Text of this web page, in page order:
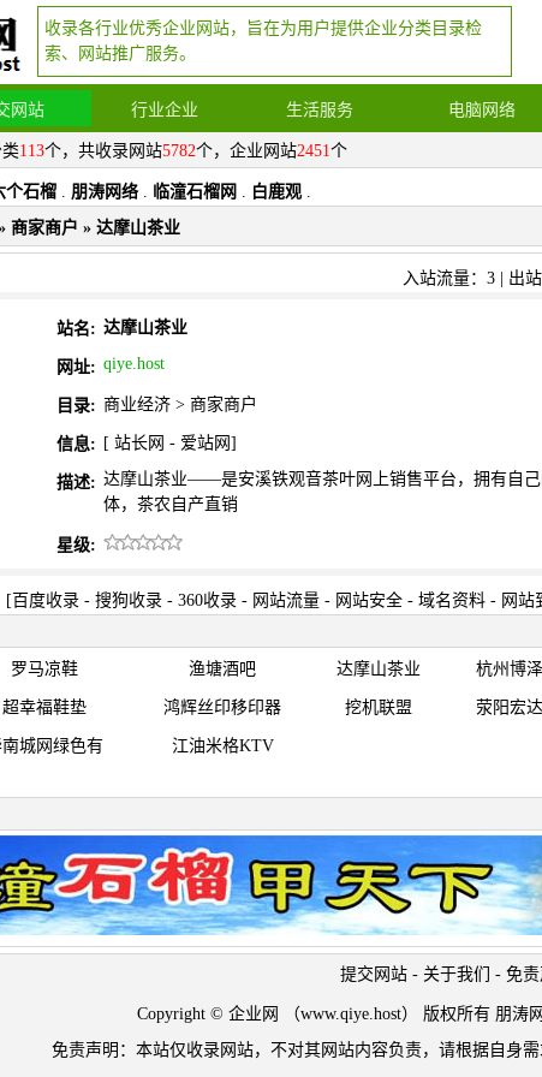
收录各行业优秀企业网站，旨在为用户提供企业分类目录检
索、网站推广服务。
网站 行业企业 生活服务 电脑网络
类113个，共收录网站5782个，企业网站2451个
个石榴 . 朋涛网络 . 临潼石榴网 . 白鹿观 .
商家商户 » 达摩山茶业
入站流量：3 | 出
站名: 达摩山茶业
网址: qiye.host
目录: 商业经济 > 商家商户
信息: [ 站长网 - 爱站网 ]
描述: 达摩山茶业——是安溪铁观音茶叶网上销售平台，拥有自
体，茶农自产直销
星级:
[ 百度收录 - 搜狗收录 - 360收录 - 网站流量 - 网站安全 - 域名资料 - 网站
罗马凉鞋 渔塘酒吧 达摩山茶业 杭州博
超幸福鞋垫 鸿辉丝印移印器 挖机联盟 荥阳宏
城网绿色有 江油米格KTV
提交网站 - 关于我们 - 免责
Copyright © 企业网 （www.qiye.host） 版权所有 朋涛
免责声明：本站仅收录网站，不对其网站内容负责，请根据自身